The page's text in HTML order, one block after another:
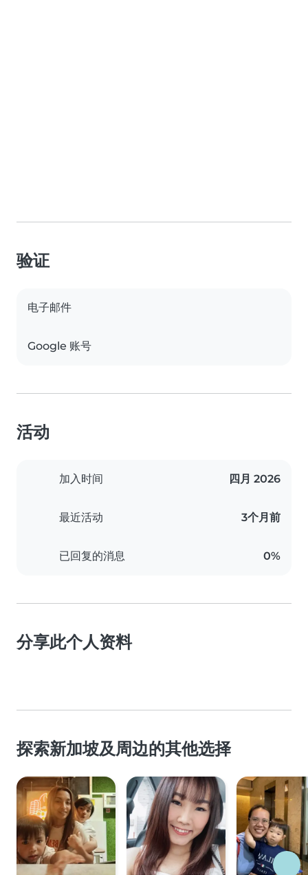
验证
电子邮件
Google 账号
活动
加入时间 四月 2026
最近活动 3个月前
已回复的消息 0%
分享此个人资料
探索新加坡及周边的其他选择